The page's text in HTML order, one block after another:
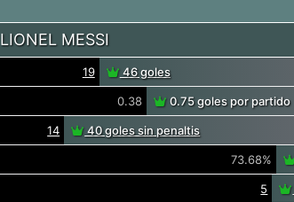
LIONEL MESSI
19 46 goles
0.38 0.75 goles por partido
14 40 goles sin penaltis
73.68%
5